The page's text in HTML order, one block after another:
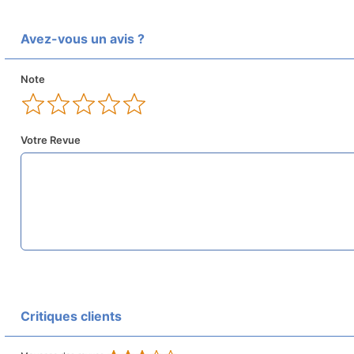
Avez-vous un avis ?
Note
Votre Revue
Critiques clients